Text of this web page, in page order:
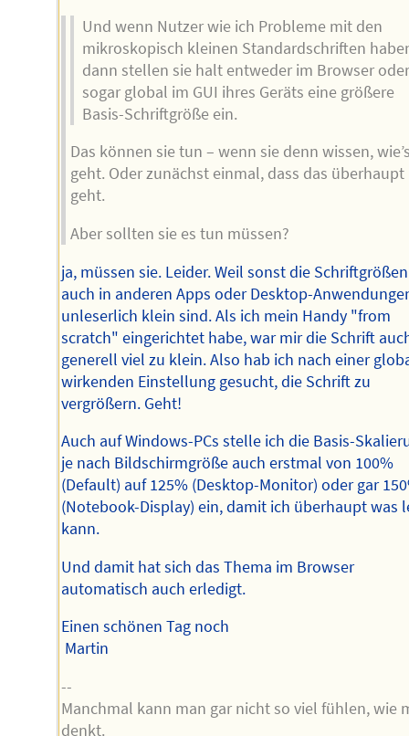
Und wenn Nutzer wie ich Probleme mit den
mikroskopisch kleinen Standardschriften
dann stellen sie halt entweder im Browser oder
sogar global im GUI ihres Geräts eine größere
Basis-Schriftgröße ein.
Das können sie tun – wenn sie denn wissen,
geht. Oder zunächst einmal, dass das überhaupt
geht.
Aber sollten sie es tun müssen?
ja, müssen sie. Leider. Weil sonst die Schriftgrößen
auch in anderen Apps oder Desktop-
unleserlich klein sind. Als ich mein Handy "from
scratch" eingerichtet habe, war mir die Schrift
generell viel zu klein. Also hab ich nach einer
wirkenden Einstellung gesucht, die Schrift zu
vergrößern. Geht!
Auch auf Windows-PCs stelle ich die Basis-
je nach Bildschirmgröße auch erstmal von 100%
(Default) auf 125% (Desktop-Monitor) oder gar
(Notebook-Display) ein, damit ich überhaupt was
kann.
Und damit hat sich das Thema im Browser
automatisch auch erledigt.
Einen schönen Tag noch
Martin
--
Manchmal kann man gar nicht so viel fühlen, wie
denkt.